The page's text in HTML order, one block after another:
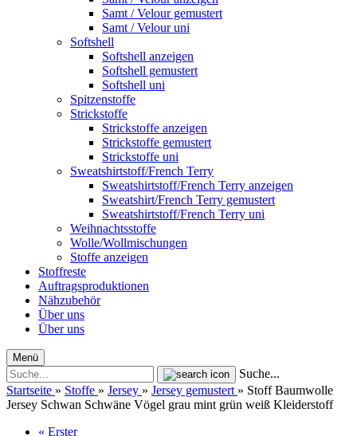
Samt / Velour gemustert
Samt / Velour uni
Softshell
Softshell anzeigen
Softshell gemustert
Softshell uni
Spitzenstoffe
Strickstoffe
Strickstoffe anzeigen
Strickstoffe gemustert
Strickstoffe uni
Sweatshirtstoff/French Terry
Sweatshirtstoff/French Terry anzeigen
Sweatshirt/French Terry gemustert
Sweatshirtstoff/French Terry uni
Weihnachtsstoffe
Wolle/Wollmischungen
Stoffe anzeigen
Stoffreste
Auftragsproduktionen
Nähzubehör
Über uns
Über uns
Menü
Suche...
Startseite » Stoffe » Jersey » Jersey gemustert » Stoff Baumwolle
Jersey Schwan Schwäne Vögel grau mint grün weiß Kleiderstoff
« Erster